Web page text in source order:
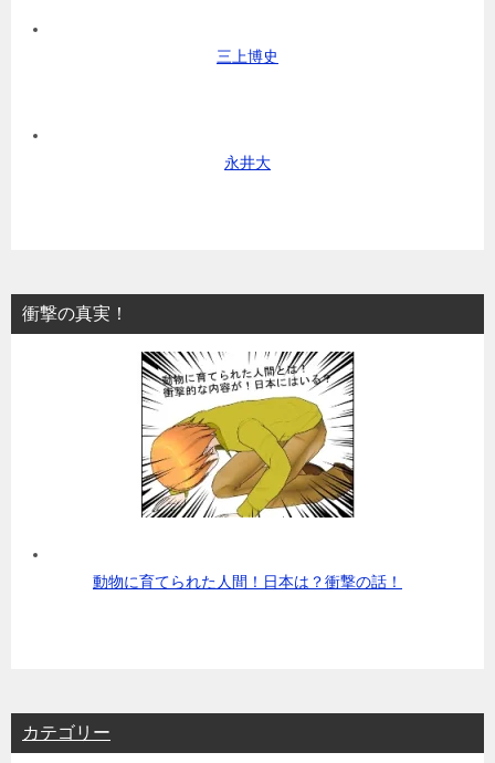
三上博史
永井大
衝撃の真実！
動物に育てられた人間！日本は？衝撃の話！
カテゴリー